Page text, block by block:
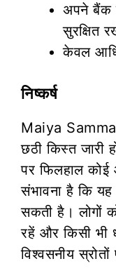
अपने बैंक
सुरक्षित
केवल
निष्कर्ष
Maiya
छठी किस्त जारी
पर फिलहाल कोई
संभावना है कि यह
सकती है। लोगों
रहें और किसी भी
विश्वसनीय